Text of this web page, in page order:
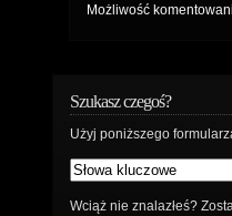
Możliwość
Szukasz czegoś?
Użyj poniższego
Wciąż nie znalazłeś?